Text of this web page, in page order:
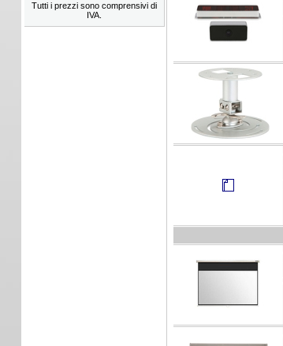
Tutti i prezzi sono comprensivi di
IVA.